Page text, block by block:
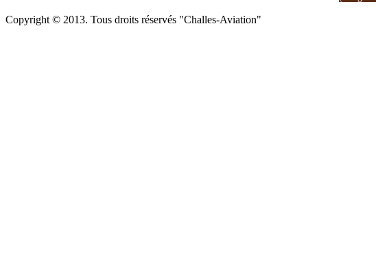
Copyright © 2013. Tous droits réservés "Challes-Aviation"